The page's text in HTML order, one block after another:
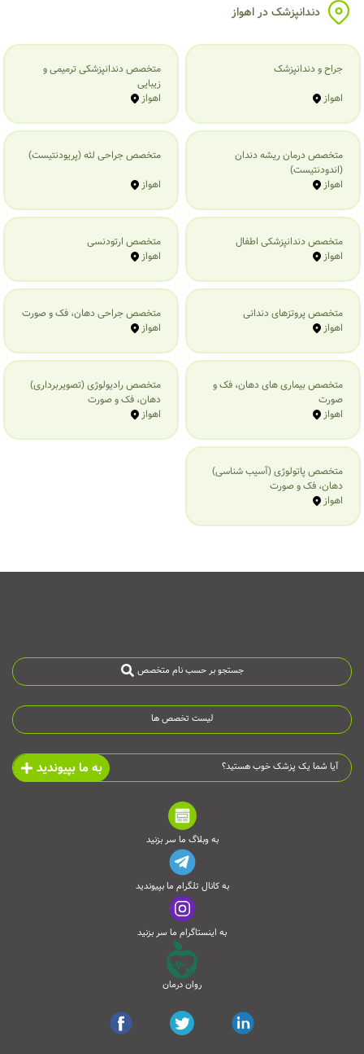
دندانپزشک در اهواز
جراح و دندانپزشک
اهواز
متخصص دندانپزشکی ترمیمی و
زیبایی
اهواز
متخصص درمان ریشه دندان
(اندودنتیست)
اهواز
متخصص جراحی لثه (پریودنتیست)
اهواز
متخصص دندانپزشکی اطفال
اهواز
متخصص ارتودنسی
اهواز
متخصص پروتزهای دندانی
اهواز
متخصص جراحی دهان، فک و صورت
اهواز
متخصص بیماری‌ های دهان، فک و
صورت
اهواز
متخصص رادیولوژی (تصویربرداری)
دهان، فک و صورت
اهواز
متخصص پاتولوژی (آسیب شناسی)
دهان، فک و صورت
اهواز
جستجو بر حسب نام متخصص
لیست تخصص ها
آیا شما یک پزشک خوب هستید؟ به ما بپیوندید
به وبلاگ ما سر بزنید
به کانال تلگرام ما بپیوندید
به اینستاگرام ما سر بزنید
روان درمان